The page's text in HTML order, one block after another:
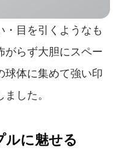
目を引くようなも
がらず大胆にスペー
球体に集めて強い印
ました。
ルに魅せる